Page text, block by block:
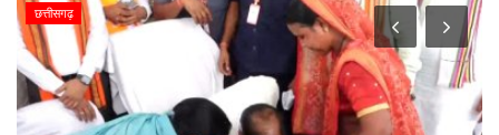
छत्तीसगढ़